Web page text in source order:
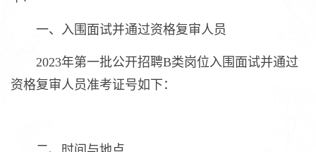
一、入围面试并通过资格复审人员
2023年第一批公开招聘B类岗位入围面试并通过
资格复审人员准考证号如下：